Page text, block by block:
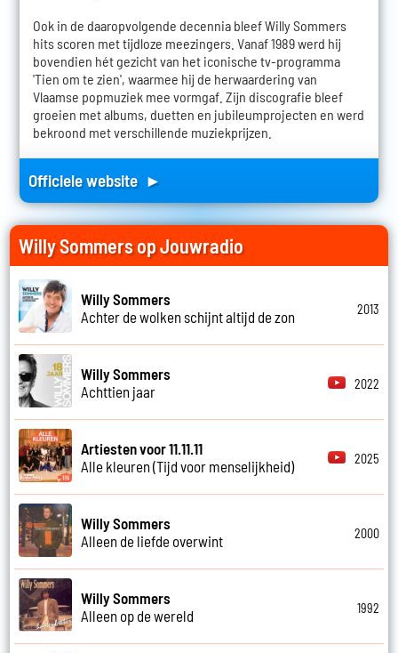
Ook in de daaropvolgende decennia bleef Willy Sommers
hits scoren met tijdloze meezingers. Vanaf 1989 werd hij
bovendien hét gezicht van het iconische tv-programma
'Tien om te zien', waarmee hij de herwaardering van
Vlaamse popmuziek mee vormgaf. Zijn discografie bleef
groeien met albums, duetten en jubileumprojecten en werd
bekroond met verschillende muziekprijzen.
Officiele website ►
Willy Sommers op Jouwradio
Willy Sommers
Achter de wolken schijnt altijd de zon
2013
Willy Sommers
Achttien jaar
2022
Artiesten voor 11.11.11
Alle kleuren (Tijd voor menselijkheid)
2025
Willy Sommers
Alleen de liefde overwint
2000
Willy Sommers
Alleen op de wereld
1992